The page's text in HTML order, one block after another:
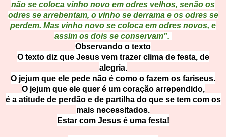
não se coloca vinho novo em odres velhos, senão os
odres se arrebentam, o vinho se derrama e os odres se
perdem. Mas vinho novo se coloca em odres novos, e
assim os dois se conservam”.
Observando o texto
O texto diz que Jesus vem trazer clima de festa, de
alegria.
O jejum que ele pede não é como o fazem os fariseus.
O jejum que ele quer é um coração arrependido,
é a atitude de perdão e de partilha do que se tem com os
mais necessitados.
Estar com Jesus é uma festa!